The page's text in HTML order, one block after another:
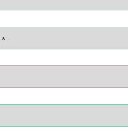
*